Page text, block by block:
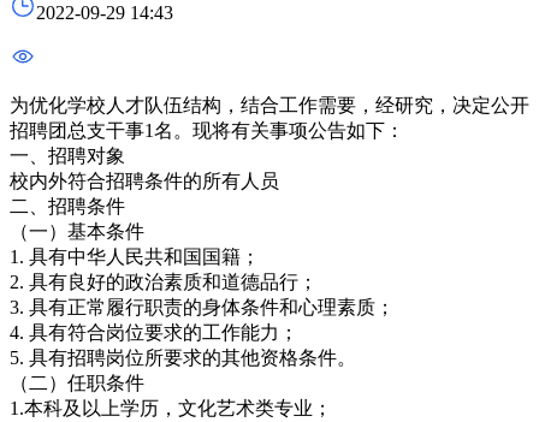
2022-09-29 14:43
为优化学校人才队伍结构，结合工作需要，经研究，决定公开
招聘团总支干事1名。现将有关事项公告如下：
一、招聘对象
校内外符合招聘条件的所有人员
二、招聘条件
（一）基本条件
1. 具有中华人民共和国国籍；
2. 具有良好的政治素质和道德品行；
3. 具有正常履行职责的身体条件和心理素质；
4. 具有符合岗位要求的工作能力；
5. 具有招聘岗位所要求的其他资格条件。
（二）任职条件
1.本科及以上学历，文化艺术类专业；